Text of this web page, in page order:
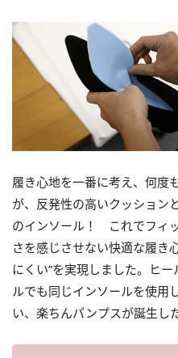
履き心地を一番に考え、何度
が、反発性の高いクッション
のインソール！ これでフィ
さを感じさせない快適な履き
にくい”を実現しました。ヒ
ルでも同じインソールを使用
い、楽ちんパンプスが誕生し